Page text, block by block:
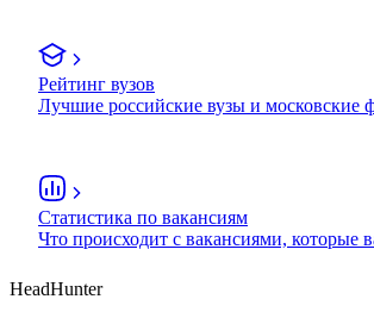
Рейтинг вузов
Лучшие российские вузы и московские
Статистика по вакансиям
Что происходит с вакансиями, которые
HeadHunter